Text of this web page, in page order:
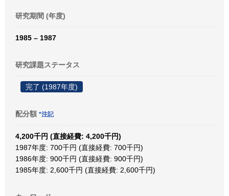
研究期間 (年度)
1985 – 1987
研究課題ステータス
完了 (1987年度)
配分額 *注記
4,200千円 (直接経費: 4,200千円)
1987年度: 700千円 (直接経費: 700千円)
1986年度: 900千円 (直接経費: 900千円)
1985年度: 2,600千円 (直接経費: 2,600千円)